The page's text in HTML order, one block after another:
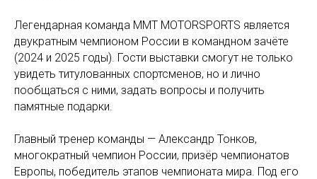
Легендарная команда ММТ MOTORSPORTS является
двукратным чемпионом России в командном зачёте
(2024 и 2025 годы). Гости выставки смогут не только
увидеть титулованных спортсменов, но и лично
пообщаться с ними, задать вопросы и получить
памятные подарки.
Главный тренер команды — Александр Тонков,
многократный чемпион России, призёр чемпионатов
Европы, победитель этапов чемпионата мира. Под его